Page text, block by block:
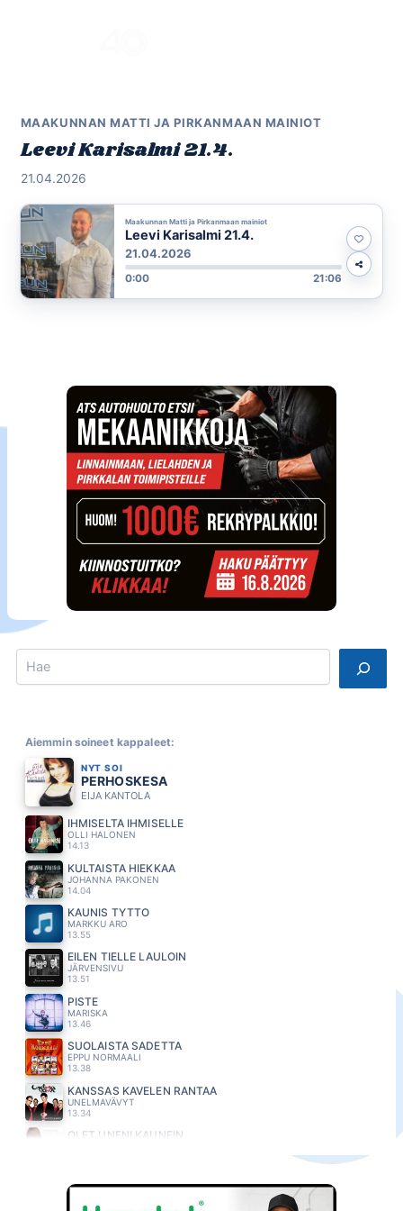
MAAKUNNAN MATTI JA PIRKANMAAN MAINIOT
Leevi Karisalmi 21.4.
21.04.2026
Maakunnan Matti ja Pirkanmaan mainiot
Leevi Karisalmi 21.4.
21.04.2026
0:00 21:06
Search
Aiemmin soineet kappaleet:
NYT SOI
PERHOSKESA
EIJA KANTOLA
IHMISELTÄ IHMISELLE
OLLI HALONEN
14.13
KULTAISTA HIEKKAA
JOHANNA PAKONEN
14.04
KAUNIS TYTTO
MARKKU ARO
13.55
EILEN TIELLE LAULOIN
JÄRVENSIVU
13.51
PISTE
MARISKA
13.46
SUOLAISTA SADETTA
EPPU NORMAALI
13.38
KANSSAS KAVELEN RANTAA
UNELMAVÄVYT
13.34
OLET UNENI KAUNEIN
ARTTU WISKARI